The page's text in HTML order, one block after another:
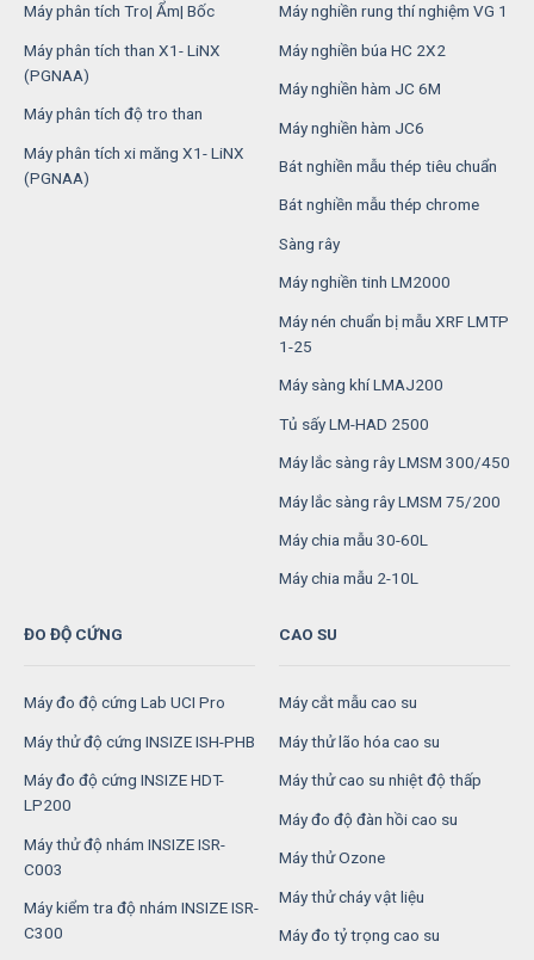
Máy phân tích Tro| Ẩm| Bốc
Máy phân tích than X1- LiNX
(PGNAA)
Máy phân tích độ tro than
Máy phân tích xi măng X1- LiNX
(PGNAA)
Máy nghiền rung thí nghiệm VG 1
Máy nghiền búa HC 2X2
Máy nghiền hàm JC 6M
Máy nghiền hàm JC6
Bát nghiền mẫu thép tiêu chuẩn
Bát nghiền mẫu thép chrome
Sàng rây
Máy nghiền tinh LM2000
Máy nén chuẩn bị mẫu XRF LMTP
1-25
Máy sàng khí LMAJ200
Tủ sấy LM-HAD 2500
Máy lắc sàng rây LMSM 300/450
Máy lắc sàng rây LMSM 75/200
Máy chia mẫu 30-60L
Máy chia mẫu 2-10L
ĐO ĐỘ CỨNG
Máy đo độ cứng Lab UCI Pro
Máy thử độ cứng INSIZE ISH-PHB
Máy đo độ cứng INSIZE HDT-
LP200
Máy thử độ nhám INSIZE ISR-
C003
Máy kiểm tra độ nhám INSIZE ISR-
C300
CAO SU
Máy cắt mẫu cao su
Máy thử lão hóa cao su
Máy thử cao su nhiệt độ thấp
Máy đo độ đàn hồi cao su
Máy thử Ozone
Máy thử cháy vật liệu
Máy đo tỷ trọng cao su